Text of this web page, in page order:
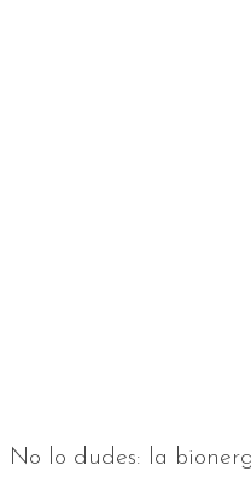
No lo dudes: la